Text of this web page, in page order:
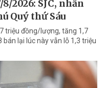
2026: SJC, nhẫn
Quý thứ Sáu
triệu đồng/lượng, tăng 1,7
lại lúc này vẫn lỗ 1,3 triệu